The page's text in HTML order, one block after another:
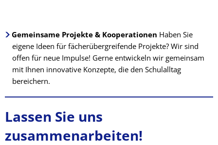
Gemeinsame Projekte & Kooperationen Haben Sie
eigene Ideen für fächerübergreifende Projekte? Wir sind
offen für neue Impulse! Gerne entwickeln wir gemeinsam
mit Ihnen innovative Konzepte, die den Schulalltag
bereichern.
Lassen Sie uns
zusammenarbeiten!